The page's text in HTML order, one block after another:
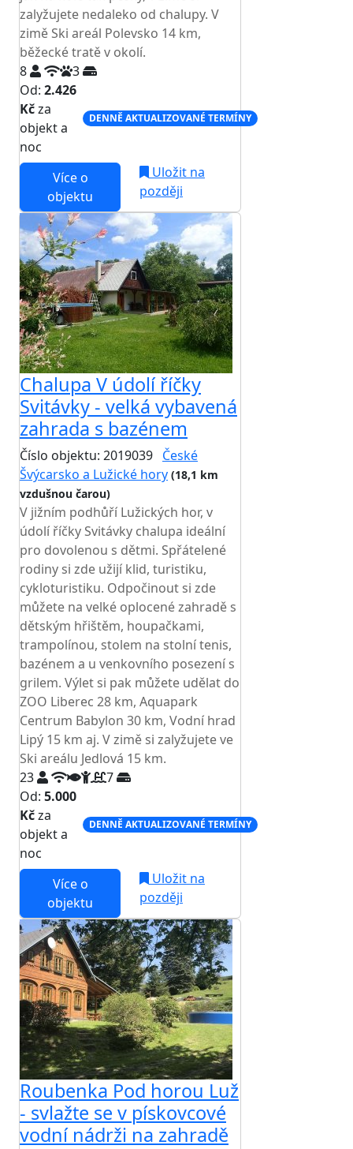
zalyžujete nedaleko od chalupy. V
zimě Ski areál Polevsko 14 km,
běžecké tratě v okolí.
8
3
Od: 2.426
Kčza
objekt a
noc
DENNĚ AKTUALIZOVANÉ TERMÍNY
Více o
objektu
Uložit na
později
Chalupa V údolí říčky
Svitávky - velká vybavená
zahrada s bazénem
Číslo objektu: 2019039 České
Švýcarsko a Lužické hory (18,1 km
vzdušnou čarou)
V jižním podhůří Lužických hor, v
údolí říčky Svitávky chalupa ideální
pro dovolenou s dětmi. Spřátelené
rodiny si zde užijí klid, turistiku,
cykloturistiku. Odpočinout si zde
můžete na velké oplocené zahradě s
dětským hřištěm, houpačkami,
trampolínou, stolem na stolní tenis,
bazénem a u venkovního posezení s
grilem. Výlet si pak můžete udělat do
ZOO Liberec 28 km, Aquapark
Centrum Babylon 30 km, Vodní hrad
Lipý 15 km aj. V zimě si zalyžujete ve
Ski areálu Jedlová 15 km.
23
7
Od: 5.000
Kčza
objekt a
noc
DENNĚ AKTUALIZOVANÉ TERMÍNY
Více o
objektu
Uložit na
později
Roubenka Pod horou Luž
- svlažte se v pískovcové
vodní nádrži na zahradě